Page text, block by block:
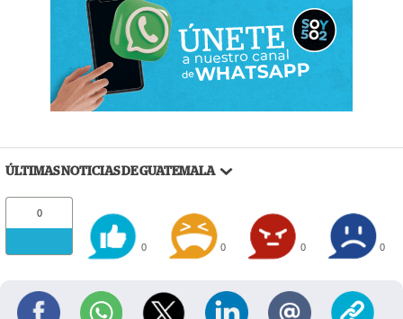
ÚLTIMAS NOTICIAS DE GUATEMALA
0
0 0 0 0